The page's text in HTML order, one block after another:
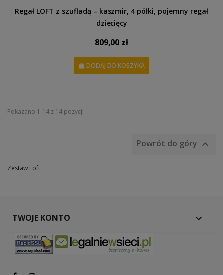
Regał LOFT z szufladą – kaszmir, 4 półki, pojemny regał
dziecięcy
809,00 zł
DODAJ DO KOSZYKA
Pokazano 1-14 z 14 pozycji
Powrót do góry 
Zestaw Loft
TWOJE KONTO 